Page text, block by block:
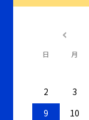
日 月
2
3
9
10